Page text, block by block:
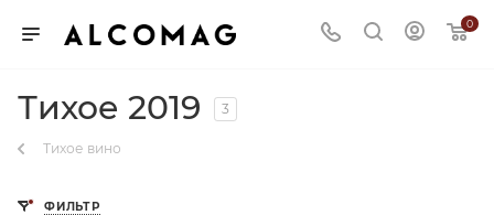
0
Тихое 2019 3
Тихое вино
ФИЛЬТР